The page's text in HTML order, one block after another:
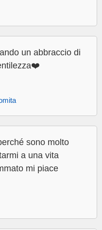
un abbraccio di
sono molto
a una vita
mi piace